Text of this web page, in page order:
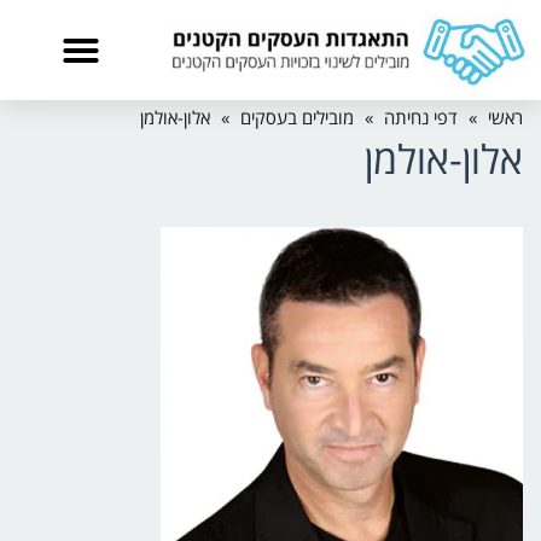
ראשי » דפי נחיתה » מובילים בעסקים » אלון-אולמן
אלון-אולמן